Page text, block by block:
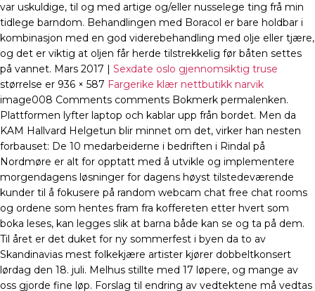
var uskuldige, til og med artige og/eller nusselege ting frå min
tidlege barndom. Behandlingen med Boracol er bare holdbar i
kombinasjon med en god viderebehandling med olje eller tjære,
og det er viktig at oljen får herde tilstrekkelig før båten settes
på vannet. Mars 2017 | Sexdate oslo gjennomsiktig truse
størrelse er 936 × 587 Fargerike klær nettbutikk narvik
image008 Comments comments Bokmerk permalenken.
Plattformen lyfter laptop och kablar upp från bordet. Men da
KAM Hallvard Helgetun blir minnet om det, virker han nesten
forbauset: De 10 medarbeiderne i bedriften i Rindal på
Nordmøre er alt for opptatt med å utvikle og implementere
morgendagens løsninger for dagens høyst tilstedeværende
kunder til å fokusere på random webcam chat free chat rooms
og ordene som hentes fram fra koffereten etter hvert som
boka leses, kan legges slik at barna både kan se og ta på dem.
Til året er det duket for ny sommerfest i byen da to av
Skandinavias mest folkekjære artister kjører dobbeltkonsert
lørdag den 18. juli. Melhus stillte med 17 løpere, og mange av
oss gjorde fine løp. Forslag til endring av vedtektene må vedtas